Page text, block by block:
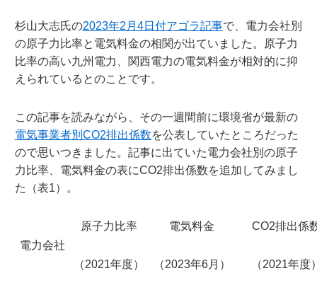
杉山大志氏の2023年2月4日付アゴラ記事で、電力会社別
の原子力比率と電気料金の相関が出ていました。原子力
比率の高い九州電力、関西電力の電気料金が相対的に抑
えられているとのことです。
この記事を読みながら、その一週間前に環境省が最新の
電気事業者別CO2排出係数を公表していたところだった
ので思いつきました。記事に出ていた電力会社別の原子
力比率、電気料金の表にCO2排出係数を追加してみまし
た（表1）。
電力会社
原子力比率
（2021年度）
電気料金
（2023年6月）
CO2排出係
（2021年度